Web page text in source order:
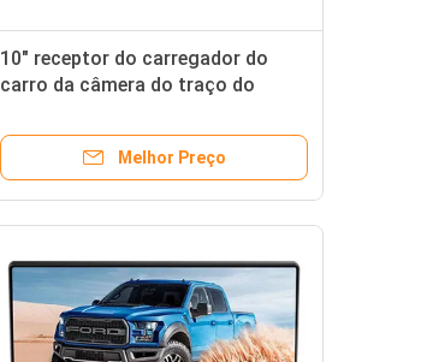
10" receptor do carregador do
carro da câmera do traço do
Melhor Preço